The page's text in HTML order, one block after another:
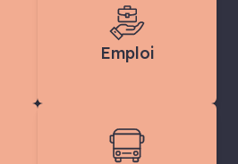
Emploi